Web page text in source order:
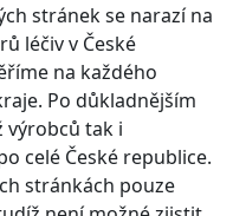
stránek se narazí na
léčiv v České
na každého
Po důkladnějším
výrobců tak i
celé České republice.
stránkách pouze